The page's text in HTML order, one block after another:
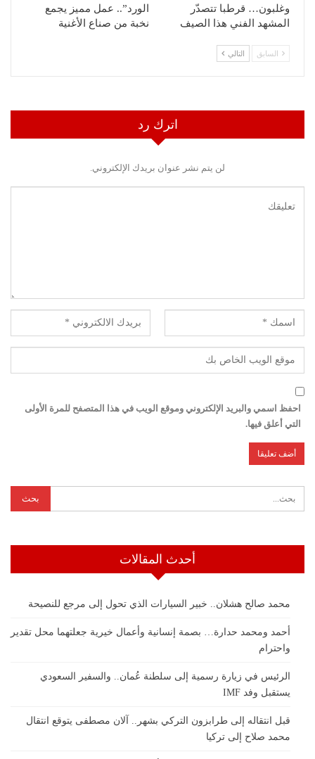
وغلبون… قرطبا تتصدّر
المشهد الفني هذا الصيف
الورد”.. عمل مميز يجمع
نخبة من صناع الأغنية
السابق التالي
اترك رد
لن يتم نشر عنوان بريدك الإلكتروني.
احفظ اسمي والبريد الإلكتروني وموقع الويب في هذا المتصفح للمرة الأولى
التي أعلق فيها.
أحدث المقالات
محمد صالح هشلان.. خبير السيارات الذي تحول إلى مرجع للنصيحة
أحمد ومحمد حدارة… بصمة إنسانية وأعمال خيرية جعلتهما محل تقدير
واحترام
الرئيس في زيارة رسمية إلى سلطنة عُمان.. والسفير السعودي
يستقبل وفد IMF
قبل انتقاله إلى طرابزون التركي بشهر.. آلان مصطفى يتوقع انتقال
محمد صلاح إلى تركيا